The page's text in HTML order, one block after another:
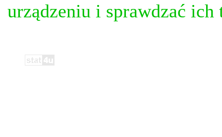
urządzeniu i sprawdzać ich